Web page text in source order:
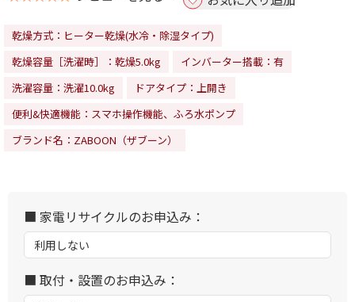
乾燥方式：ヒーター乾燥(水冷・除湿タイプ)
乾燥容量［洗濯時］：乾燥5.0kg
インバーター搭載：有
洗濯容量：洗濯10.0kg
ドアタイプ：上開き
便利&快適機能：スマホ操作機能、ふろ水ポンプ
ブランド名：ZABOON（ザブーン）
■ 家電リサイクルのお申込み：
■ 取付・設置のお申込み：